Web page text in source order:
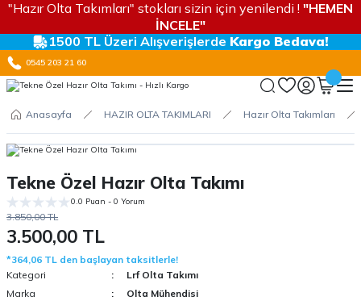
"Hazır Olta Takımları" stokları sizin için yenilendi ! "HEMEN
İNCELE"
1500 TL Üzeri Alışverişlerde Kargo Bedava!
0545 203 21 60
Anasayfa HAZIR OLTA TAKIMLARI Hazır Olta Takımları
Tekne Özel Hazır Olta Takımı
0.0 Puan - 0 Yorum
3.850,00 TL
3.500,00 TL
*364,06 TL den başlayan taksitlerle!
Kategori
Lrf Olta Takımı
Marka
Olta Mühendisi